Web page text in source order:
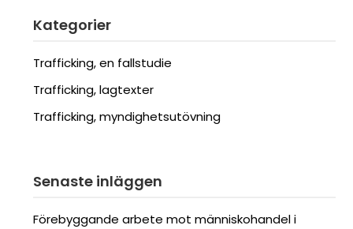
Kategorier
Trafficking, en fallstudie
Trafficking, lagtexter
Trafficking, myndighetsutövning
Senaste inläggen
Förebyggande arbete mot människohandel i